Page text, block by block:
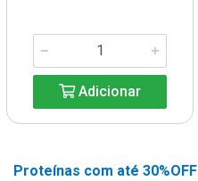
Adicionar
Proteínas com até 30%OFF